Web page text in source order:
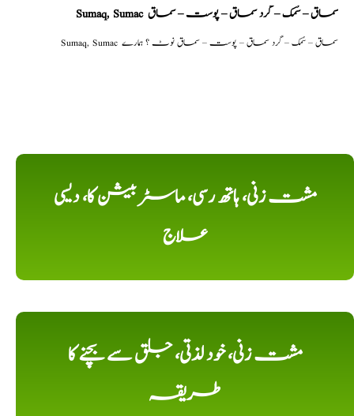
Sumaq, Sumac سماق – سُمک – گرد سماق – پوست – سماق
Sumaq, Sumac سماق – سُمک – گرد سماق – پوست – سماق نوٹ ؟ ہمارے
مشت زنی، ہاتھ رسی، ماسٹر بیشن کا، دیسی
علاج
مشت زنی، خود لذتی، جلق سے بچنے کا
طریقہ